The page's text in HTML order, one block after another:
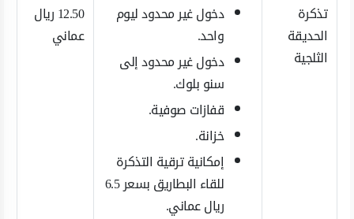
تذكرة
الحديقة
الثلجية
دخول غير محدود ليوم
واحد.
دخول غير محدود إلى
سنو بلوك.
قفازات صوفية.
خزانة.
إمكانية ترقية التذكرة
للقاء البطاريق بسعر 6.5
ريال عماني.
12.50 ريال
عماني